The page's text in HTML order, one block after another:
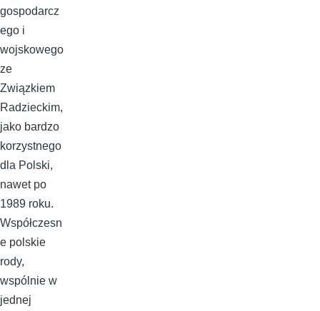
gospodarcz
ego i
wojskowego
ze
Związkiem
Radzieckim,
jako bardzo
korzystnego
dla Polski,
nawet po
1989 roku.
Współczesn
e polskie
rody,
wspólnie w
jednej